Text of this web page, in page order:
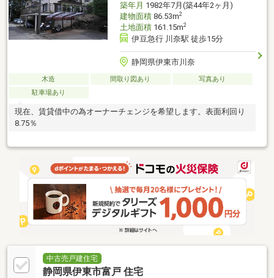
築年月 1982年7月(築44年2ヶ月)
建物面積86.53m2
土地面積161.15m2
伊豆急行 川奈駅 徒歩15分
静岡県伊東市川奈
木造 間取り図あり
写真あり
駐車場あり
現在、賃貸借中の為オーナーチェンジを希望します。表面利回り
8.75％
中古売戸建住宅
静岡県伊東市富戸 住宅